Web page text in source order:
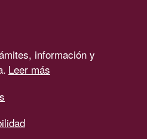
información y
Leer más